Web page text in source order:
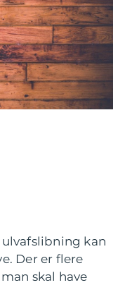
kan
Der er flere
skal have